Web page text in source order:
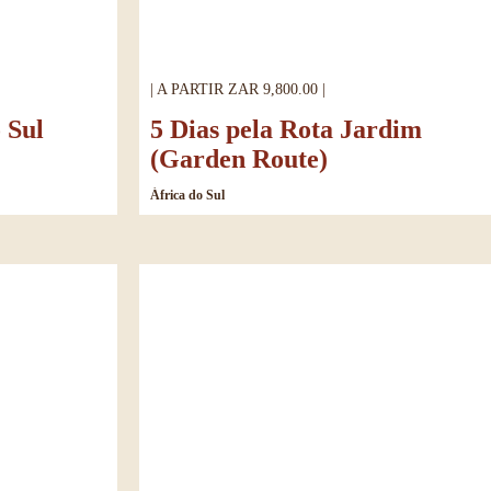
| A PARTIR ZAR 9,800.00 |
5 Dias pela Rota Jardim
(Garden Route)
África do Sul